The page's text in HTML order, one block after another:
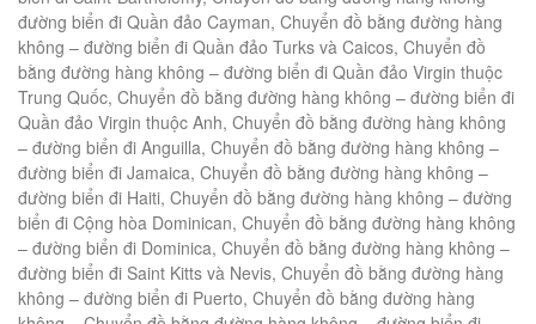
đường biển đi Quần đảo Cayman, Chuyển đồ bằng đường hàng
không – đường biển đi Quần đảo Turks và Caicos, Chuyển đồ
bằng đường hàng không – đường biển đi Quần đảo Virgin thuộc
Trung Quốc, Chuyển đồ bằng đường hàng không – đường biển đi
Quần đảo Virgin thuộc Anh, Chuyển đồ bằng đường hàng không
– đường biển đi Anguilla, Chuyển đồ bằng đường hàng không –
đường biển đi Jamaica, Chuyển đồ bằng đường hàng không –
đường biển đi Haiti, Chuyển đồ bằng đường hàng không – đường
biển đi Cộng hòa Dominican, Chuyển đồ bằng đường hàng không
– đường biển đi Dominica, Chuyển đồ bằng đường hàng không –
đường biển đi Saint Kitts và Nevis, Chuyển đồ bằng đường hàng
không – đường biển đi Puerto, Chuyển đồ bằng đường hàng